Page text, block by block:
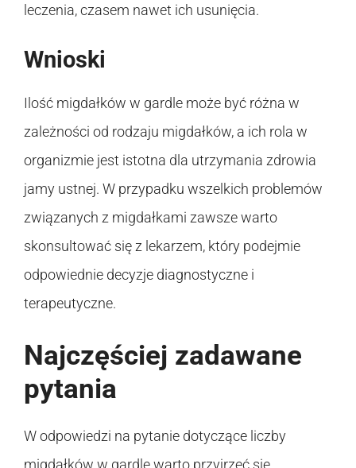
leczenia, czasem nawet ich usunięcia.
Wnioski
Ilość migdałków w gardle może być różna w
zależności od rodzaju migdałków, a ich rola w
organizmie jest istotna dla utrzymania zdrowia
jamy ustnej. W przypadku wszelkich problemów
związanych z migdałkami zawsze warto
skonsultować się z lekarzem, który podejmie
odpowiednie decyzje diagnostyczne i
terapeutyczne.
Najczęściej zadawane
pytania
W odpowiedzi na pytanie dotyczące liczby
migdałków w gardle warto przyjrzeć się